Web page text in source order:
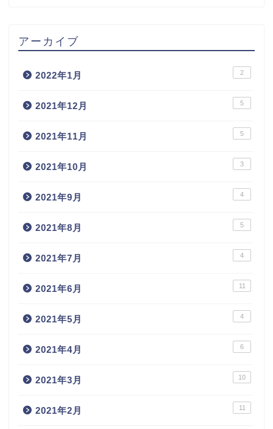
アーカイブ
2022年1月 2
2021年12月 5
2021年11月 5
2021年10月 3
2021年9月 4
2021年8月 5
2021年7月 4
2021年6月 11
2021年5月 4
2021年4月 6
2021年3月 10
2021年2月 11